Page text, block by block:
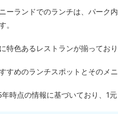
ーランドでのランチは、パーク
。
特色あるレストランが揃ってお
すめのランチスポットとそのメ
時点の情報に基づいており、1元